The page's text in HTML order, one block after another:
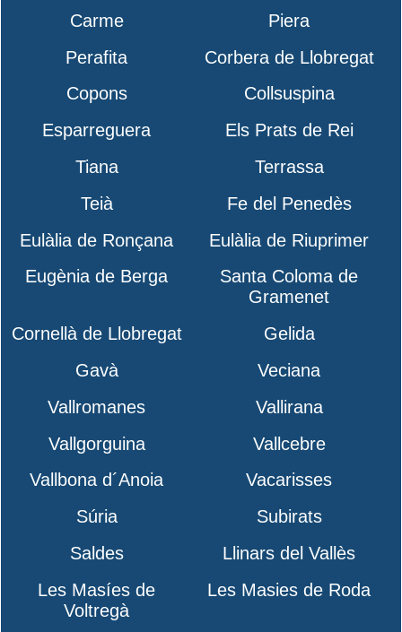
Carme
Piera
Perafita
Corbera de Llobregat
Copons
Collsuspina
Esparreguera
Els Prats de Rei
Tiana
Terrassa
Teià
Fe del Penedès
Eulàlia de Ronçana
Eulàlia de Riuprimer
Eugènia de Berga
Santa Coloma de
Gramenet
Cornellà de Llobregat
Gelida
Gavà
Veciana
Vallromanes
Vallirana
Vallgorguina
Vallcebre
Vallbona d´Anoia
Vacarisses
Súria
Subirats
Saldes
Llinars del Vallès
Les Masíes de
Voltregà
Les Masies de Roda